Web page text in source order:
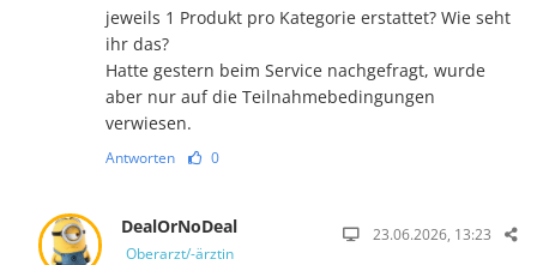
jeweils 1 Produkt pro Kategorie erstattet? Wie seht
ihr das?
Hatte gestern beim Service nachgefragt, wurde
aber nur auf die Teilnahmebedingungen
verwiesen.
Antworten 0
DealOrNoDeal
Oberarzt/-ärztin
23.06.2026, 13:23